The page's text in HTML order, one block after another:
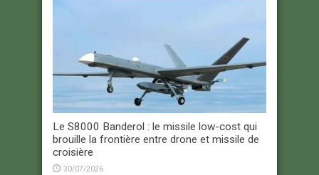
Le S8000 Banderol : le missile low-cost qui
brouille la frontière entre drone et missile de
croisière
30/07/2026